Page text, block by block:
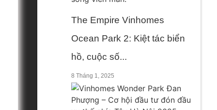
The Empire Vinhomes
Ocean Park 2: Kiệt tác biển
hồ, cuộc số...
8 Tháng 1, 2025